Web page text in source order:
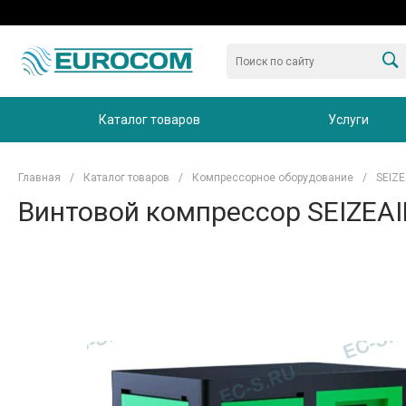
Каталог товаров Услуги
Главная / Каталог товаров / Компрессорное оборудование /
Винтовой компрессор